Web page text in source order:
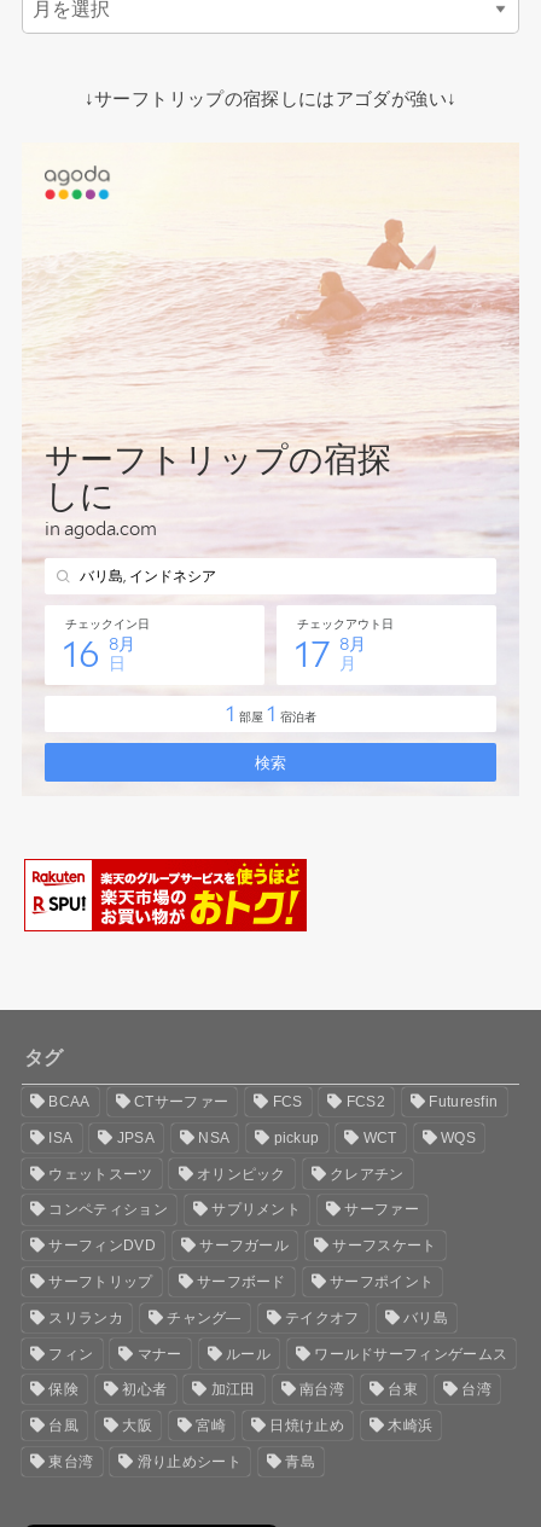
↓サーフトリップの宿探しにはアゴダが強い↓
タグ
BCAA CTサーファー FCS FCS2 Futuresfin
ISA JPSA NSA pickup WCT WQS
ウェットスーツ オリンピック クレアチン
コンペティション サプリメント サーファー
サーフィンDVD サーフガール サーフスケート
サーフトリップ サーフボード サーフポイント
スリランカ チャング― テイクオフ バリ島
フィン マナー ルール ワールドサーフィンゲームス
保険 初心者 加江田 南台湾 台東 台湾
台風 大阪 宮崎 日焼け止め 木崎浜
東台湾 滑り止めシート 青島